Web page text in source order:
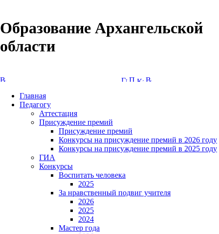
Образование Архангельской
области
Главная
Педагогу
Аттестация
Присуждение премий
Присуждение премий
Конкурсы на присуждение премий в 2026 году
Конкурсы на присуждение премий в 2025 году
ГИА
Конкурсы
Воспитать человека
2025
За нравственный подвиг учителя
2026
2025
2024
Мастер года